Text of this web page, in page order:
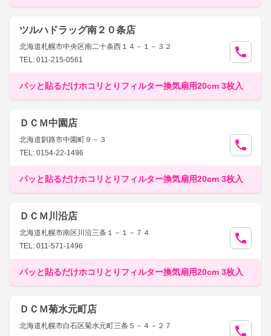
ツルハドラッグ南２０条店
北海道札幌市中央区南二十条西１４－１－３２
TEL: 011-215-0561
パッと貼るだけホコリとりフィルター換気扇用20cm 3枚入
ＤＣＭ中園店
北海道釧路市中園町９－３
TEL: 0154-22-1496
パッと貼るだけホコリとりフィルター換気扇用20cm 3枚入
ＤＣＭ川沿店
北海道札幌市南区川沿三条１－１－７４
TEL: 011-571-1496
パッと貼るだけホコリとりフィルター換気扇用20cm 3枚入
ＤＣＭ菊水元町店
北海道札幌市白石区菊水元町三条５－４－２７